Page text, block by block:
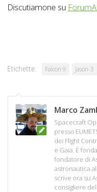
Discutiamone su
Etichette: Falcon 9 Jason-3
Marco
Spacecraft
presso
dei Flight
e Gaia. È
fondatore di
astronautica
scrive ora su
consigliere